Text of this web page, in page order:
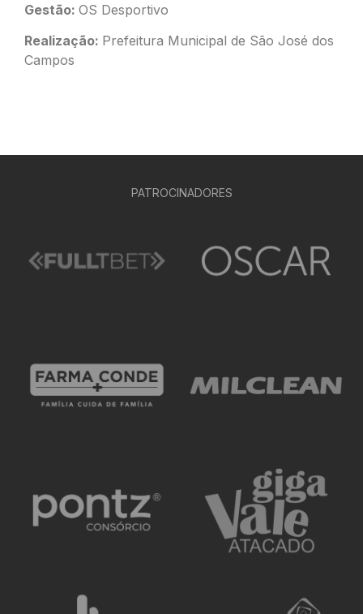
Gestão: OS Desportivo
Realização: Prefeitura Municipal de São José dos
Campos
PATROCINADORES